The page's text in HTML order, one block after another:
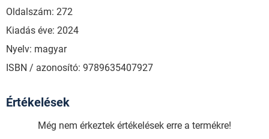
Oldalszám: 272
Kiadás éve: 2024
Nyelv: magyar
ISBN / azonosító: 9789635407927
Értékelések
Még nem érkeztek értékelések erre a termékre!